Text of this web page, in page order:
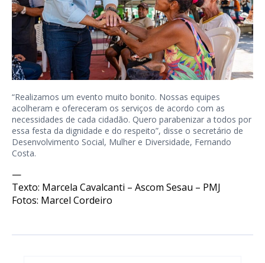
“Realizamos um evento muito bonito. Nossas equipes
acolheram e ofereceram os serviços de acordo com as
necessidades de cada cidadão. Quero parabenizar a todos por
essa festa da dignidade e do respeito”, disse o secretário de
Desenvolvimento Social, Mulher e Diversidade, Fernando
Costa.
—
Texto: Marcela Cavalcanti – Ascom Sesau – PMJ
Fotos: Marcel Cordeiro